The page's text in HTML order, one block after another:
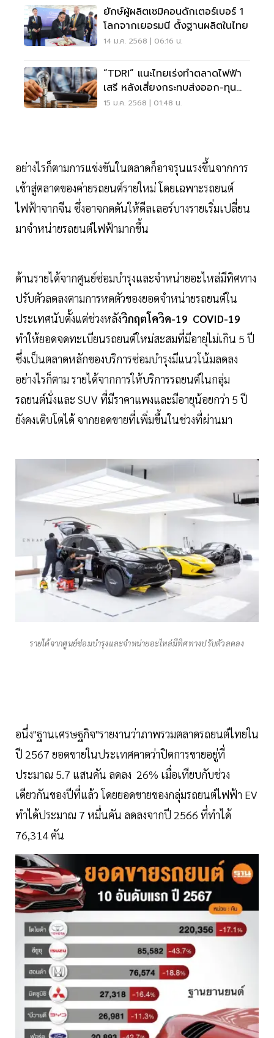
ยักษ์ผู้ผลิตเซมิคอนดักเตอร์เบอร์ 1
โลกจากเยอรมนี ตั้งฐานผลิตในไทย
14 ม.ค. 2568 | 06:16 น.
“TDRI” แนะไทยเร่งทำตลาดไฟฟ้า
เสรี หลังเสี่ยงกระทบส่งออก-ทุน
ต่างชาติหนี
15 ม.ค. 2568 | 01:48 น.
อย่างไรก็ตามการแข่งขันในตลาดก็อาจรุนแรงขึ้นจากการ
เข้าสู่ตลาดของค่ายรถยนต์รายใหม่ โดยเฉพาะรถยนต์
ไฟฟ้าจากจีน ซึ่งอาจกดดันให้ดีลเลอร์บางรายเริ่มเปลี่ยน
มาจำหน่ายรถยนต์ไฟฟ้ามากขึ้น
ด้านรายได้จากศูนย์ซ่อมบำรุงและจำหน่ายอะไหล่มีทิศทาง
ปรับตัวลดลงตามการหดตัวของยอดจำหน่ายรถยนต์ใน
ประเทศนับตั้งแต่ช่วงหลังวิกฤตโควิด-19 COVID-19
ทำให้ยอดจดทะเบียนรถยนต์ใหม่สะสมที่มีอายุไม่เกิน 5 ปี
ซึ่งเป็นตลาดหลักของบริการซ่อมบำรุงมีแนวโน้มลดลง
อย่างไรก็ตาม รายได้จากการให้บริการรถยนต์ในกลุ่ม
รถยนต์นั่งและ SUV ที่มีราคาแพงและมีอายุน้อยกว่า 5 ปี
ยังคงเติบโตได้ จากยอดขายที่เพิ่มขึ้นในช่วงที่ผ่านมา
รายได้จากศูนย์ซ่อมบำรุงและจำหน่ายอะไหล่มีทิศทางปรับตัวลดลง
อนึ่ง"ฐานเศรษฐกิจ"รายงานว่าภาพรวมตลาดรถยนต์ไทยใน
ปี 2567 ยอดขายในประเทศคาดว่าปิดการขายอยู่ที่
ประมาณ 5.7 แสนคัน ลดลง 26% เมื่อเทียบกับช่วง
เดียวกันของปีที่แล้ว โดยยอดขายของกลุ่มรถยนต์ไฟฟ้า EV
ทำได้ประมาณ 7 หมื่นคัน ลดลงจากปี 2566 ที่ทำได้
76,314 คัน